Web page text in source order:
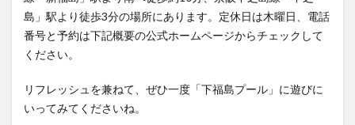
島」駅より徒歩3分の場所にあります。定休日は木曜日、電話
番号と予約は下記概要の公式ホームページからチェックして
ください。
リフレッシュを兼ねて、ぜひ一度「下福島プール」に遊びに
いってみてくださいね。